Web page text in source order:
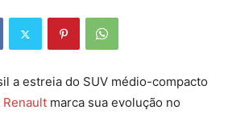
a estreia do SUV médio-compacto
Renault marca sua evolução no